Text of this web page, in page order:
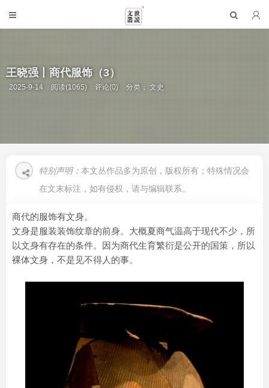
王晓强丨商代服饰（3）
2025-9-14 阅读(1065) 评论(0) 分类：文史
特别声明： 本文丛作品多为原创，版权所有；特殊情况会
在文末标注，如有侵权，请与编辑联系。
商代的服饰有文身。
文身是服装装饰纹章的前身。大概夏商气温高于现代不少，所
以文身有存在的条件。因为商代生育繁衍是公开的国策，所以
裸体文身，不是见不得人的事。